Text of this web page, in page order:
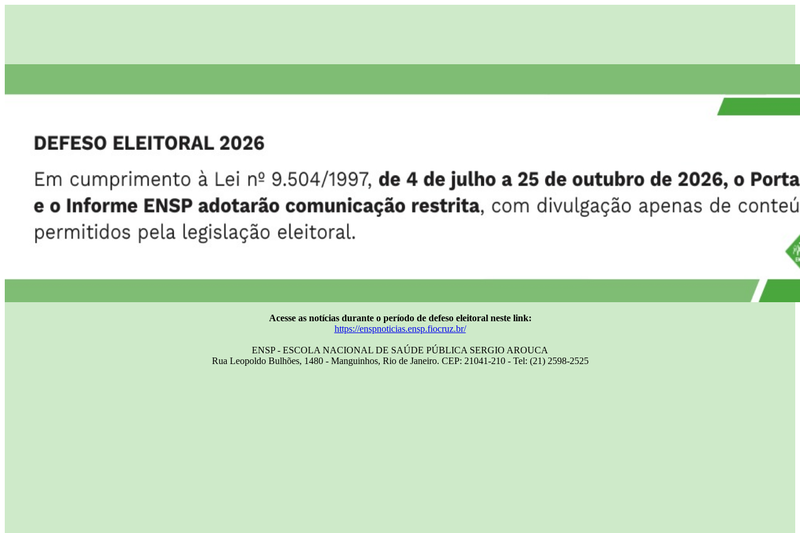
Acesse as notícias durante o período de defeso eleitoral neste link:
https://enspnoticias.ensp.fiocruz.br/
ENSP - ESCOLA NACIONAL DE SAÚDE PÚBLICA SERGIO AROUCA
Rua Leopoldo Bulhões, 1480 - Manguinhos, Rio de Janeiro. CEP: 21041-210 - Tel: (21) 2598-2525